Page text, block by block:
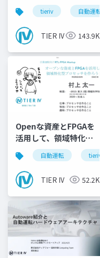
tieriv 自動運転
TIER IV 143.9K
Openな資産とFPGAを
活用して、領域特化型
のProcessorを作ろ
う！
自動運転 tieriv
TIER IV 52.2K